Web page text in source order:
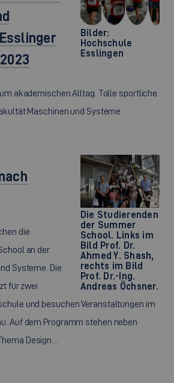
Bilder:
Hochschule
Esslingen
akademischen Alltag. Tolle sportliche
Maschinen und Systeme
Die Studierenden
der Summer
School. Links im
Bild Prof. Dr.
Ahmed Y. Shash,
rechts im Bild
Prof. Dr.-Ing.
Andreas Öchsner.
©
die
an der
Systeme. Die
für zwei
und besuchen Veranstaltungen im
Auf dem Programm stehen neben
Design…